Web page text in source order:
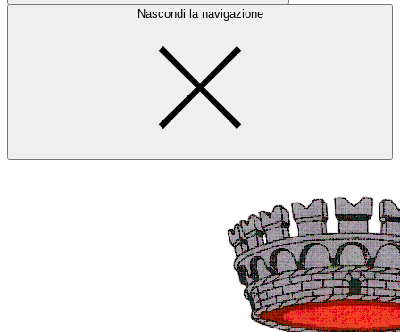
Nascondi la navigazione